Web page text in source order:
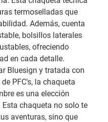
termoselladas que
Además, cuenta
bolsillos laterales
ofreciendo
en cada detalle.
Bluesign y tratada con
PFC's, la chaqueta
es una elección
chaqueta no solo te
aventuras, sino que